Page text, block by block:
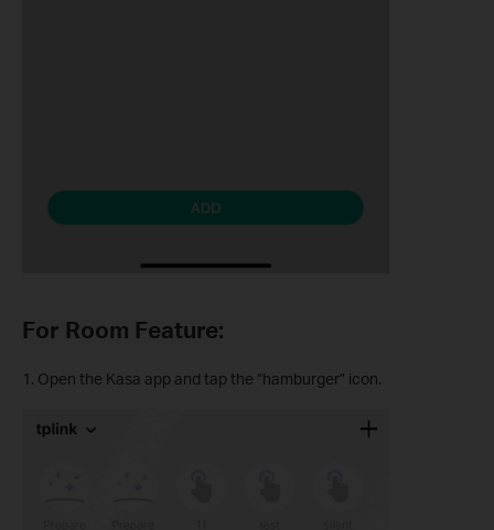
For Room Feature:
1. Open the Kasa app and tap the “hamburger” icon.